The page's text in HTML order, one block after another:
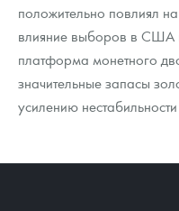
Книги по нумизматике
положительно повлиял
влияние выборов в США
платформа монетного
значительные запасы
усилению